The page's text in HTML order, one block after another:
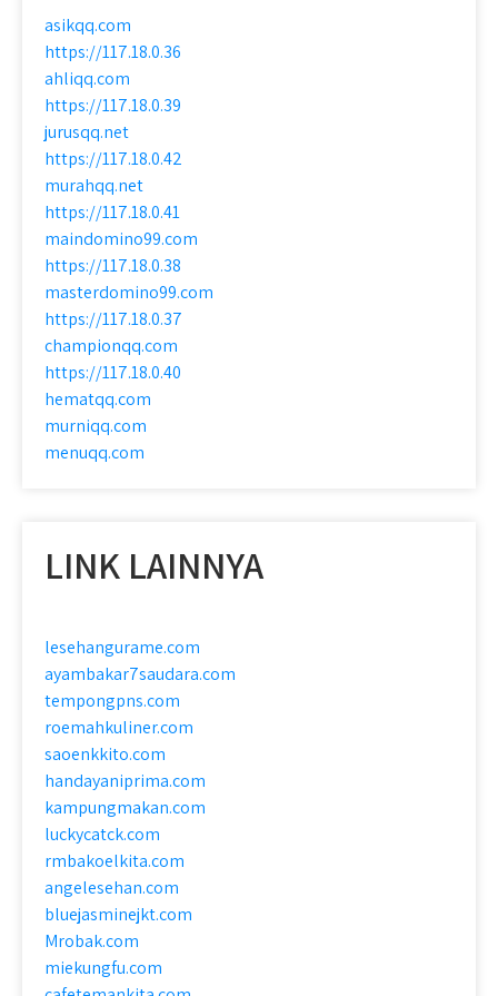
asikqq.com
https://117.18.0.36
ahliqq.com
https://117.18.0.39
jurusqq.net
https://117.18.0.42
murahqq.net
https://117.18.0.41
maindomino99.com
https://117.18.0.38
masterdomino99.com
https://117.18.0.37
championqq.com
https://117.18.0.40
hematqq.com
murniqq.com
menuqq.com
LINK LAINNYA
lesehangurame.com
ayambakar7saudara.com
tempongpns.com
roemahkuliner.com
saoenkkito.com
handayaniprima.com
kampungmakan.com
luckycatck.com
rmbakoelkita.com
angelesehan.com
bluejasminejkt.com
Mrobak.com
miekungfu.com